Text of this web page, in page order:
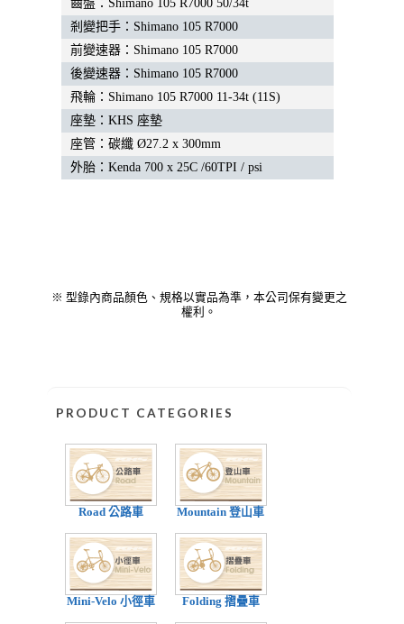
齒盤：Shimano 105 R7000 50/34t
剎變把手：Shimano 105 R7000
前變速器：Shimano 105 R7000
後變速器：Shimano 105 R7000
飛輪：Shimano 105 R7000 11-34t (11S)
座墊：KHS 座墊
座管：碳纖 Ø27.2 x 300mm
外胎：Kenda 700 x 25C /60TPI / psi
※ 型錄內商品顏色、規格以實品為準，本公司保有變更之
權利。
PRODUCT CATEGORIES
Road 公路車 Mountain 登山車
Mini-Velo 小徑車 Folding 摺疊車